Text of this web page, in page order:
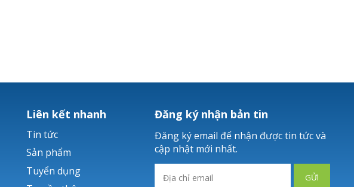
Liên kết nhanh
Tin tức
Sản phẩm
Tuyển dụng
Đăng ký nhận bản tin
Đăng ký email để nhận được tin tức và
cập nhật mới nhất.
GỬI